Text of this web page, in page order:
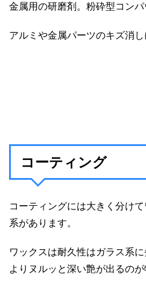
金属用の研磨剤。粉砕型コンパ
アルミや金属パーツのキズ消し
コーティング
コーティングには大きく分け
系があります。
ワックスは耐久性はガラス系
よりヌルッと深い艶が出るの